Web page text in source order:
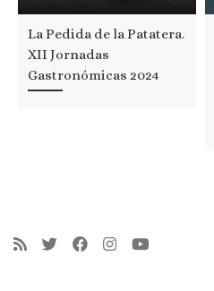
La Pedida de la Patatera.
XII Jornadas
Gastronómicas 2024